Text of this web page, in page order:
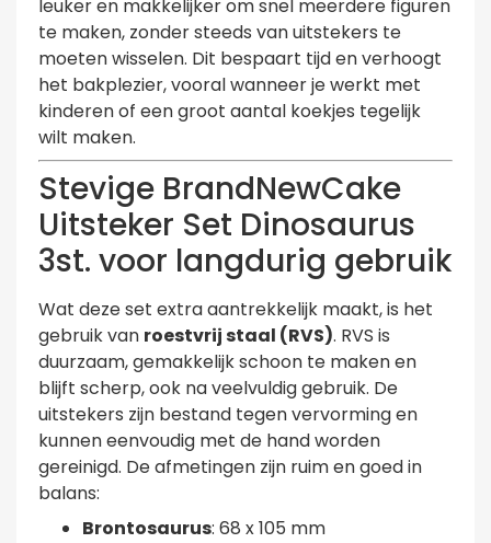
leuker en makkelijker om snel meerdere figuren
te maken, zonder steeds van uitstekers te
moeten wisselen. Dit bespaart tijd en verhoogt
het bakplezier, vooral wanneer je werkt met
kinderen of een groot aantal koekjes tegelijk
wilt maken.
Stevige BrandNewCake
Uitsteker Set Dinosaurus
3st. voor langdurig gebruik
Wat deze set extra aantrekkelijk maakt, is het
gebruik van roestvrij staal (RVS). RVS is
duurzaam, gemakkelijk schoon te maken en
blijft scherp, ook na veelvuldig gebruik. De
uitstekers zijn bestand tegen vervorming en
kunnen eenvoudig met de hand worden
gereinigd. De afmetingen zijn ruim en goed in
balans:
Brontosaurus: 68 x 105 mm